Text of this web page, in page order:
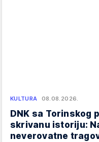
KULTURA 08.08.2026.
DNK sa Torinskog
skrivanu istoriju:
neverovatne